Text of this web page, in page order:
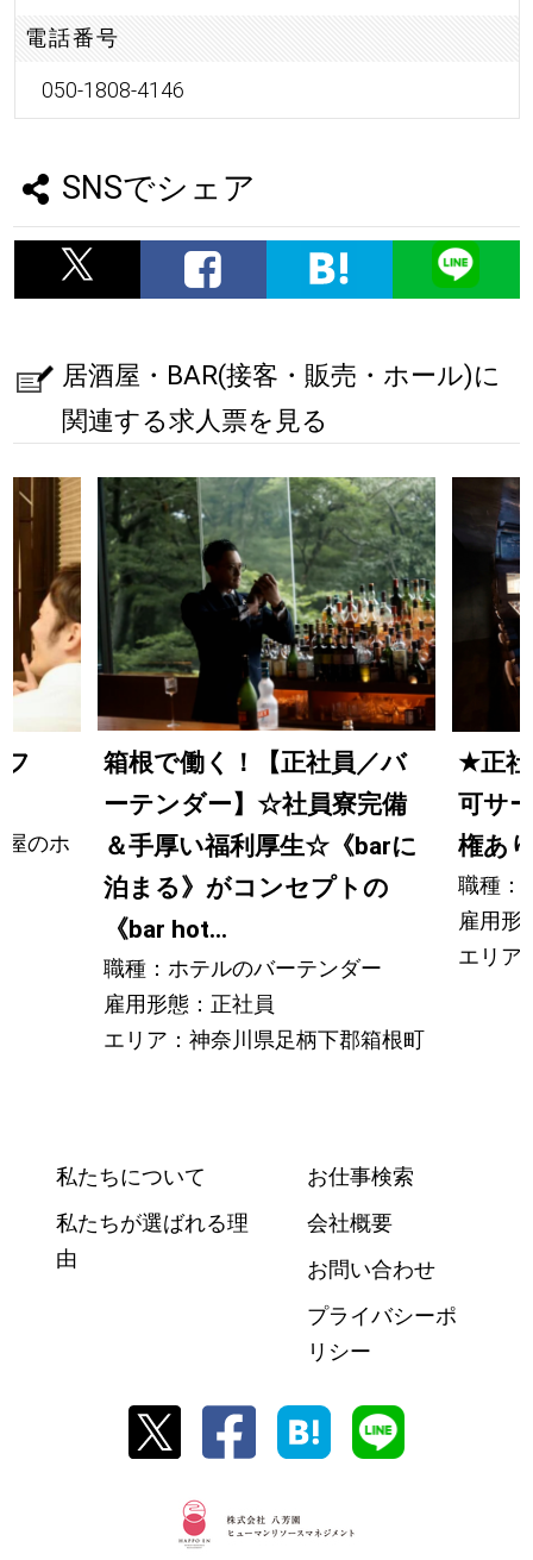
電話番号
050-1808-4146
SNSでシェア
居酒屋・BAR(接客・販売・ホール)に
関連する求人票を見る
のホ
箱根で働く！【正社員／バ
ーテンダー】☆社員寮完備
＆手厚い福利厚生☆《barに
泊まる》がコンセプトの
《bar hot...
職種：ホテルのバーテンダー
雇用形態：正社員
エリア：神奈川県足柄下郡箱根町
★正
可サ
権あ
職種：
雇用形
エリア
私たちについて
私たちが選ばれる理
由
お仕事検索
会社概要
お問い合わせ
プライバシーポ
リシー